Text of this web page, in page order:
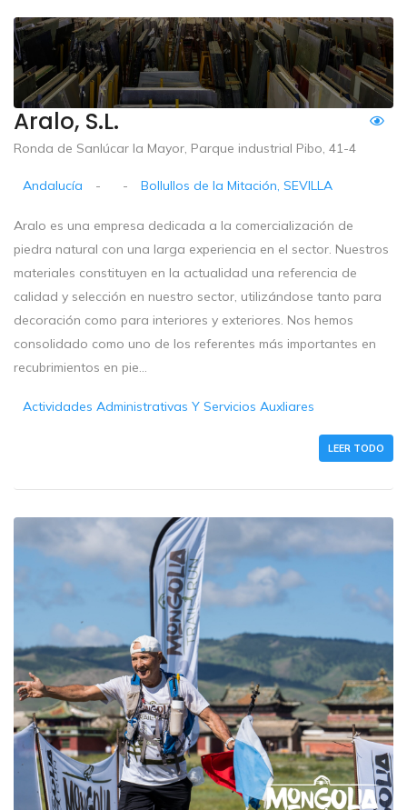
Aralo, S.L.
Ronda de Sanlúcar la Mayor, Parque industrial Pibo, 41-4
Andalucía - - Bollullos de la Mitación, SEVILLA
Aralo es una empresa dedicada a la comercialización de
piedra natural con una larga experiencia en el sector. Nuestros
materiales constituyen en la actualidad una referencia de
calidad y selección en nuestro sector, utilizándose tanto para
decoración como para interiores y exteriores. Nos hemos
consolidado como uno de los referentes más importantes en
recubrimientos en pie...
Actividades Administrativas Y Servicios Auxliares
LEER TODO